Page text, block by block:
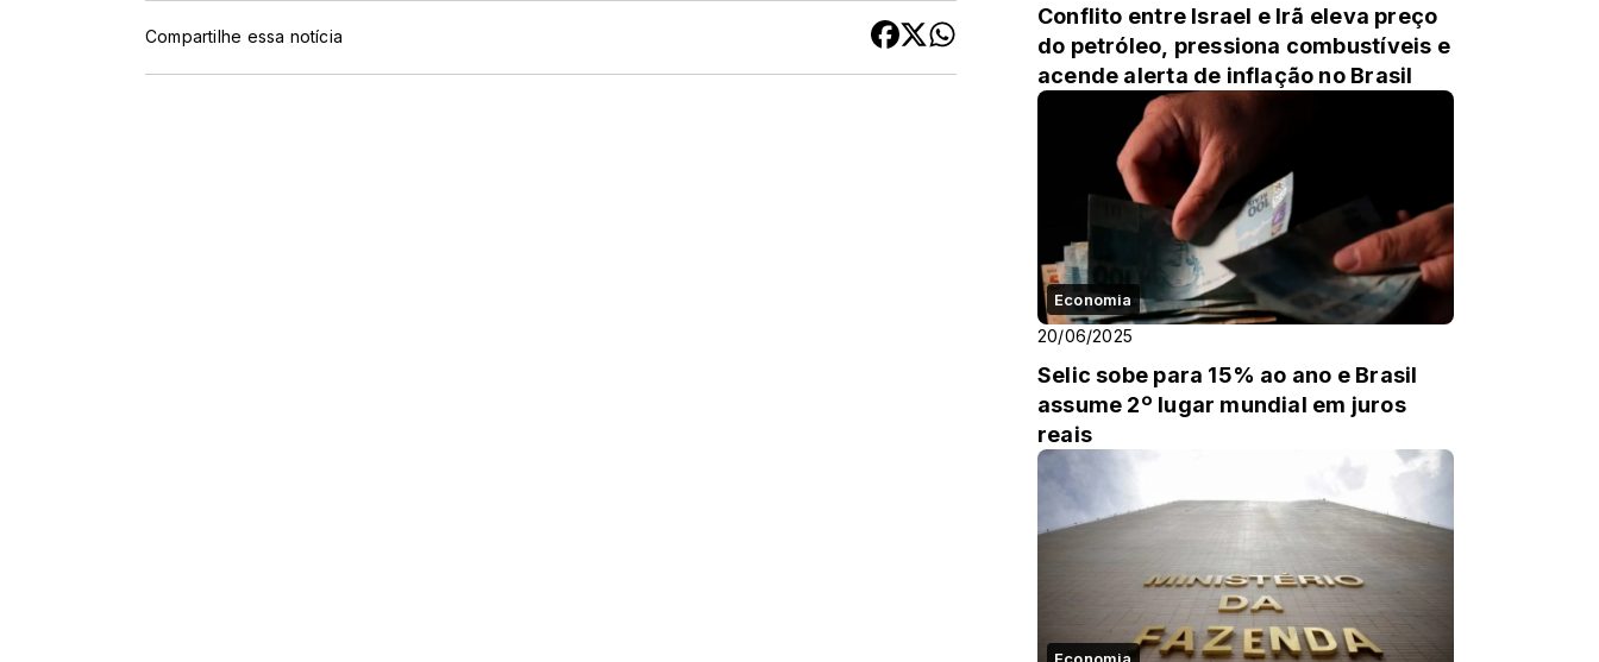
Compartilhe essa notícia
Conflito entre Israel e Irã eleva preço
do petróleo, pressiona combustíveis e
acende alerta de inflação no Brasil
Economia
20/06/2025
Selic sobe para 15% ao ano e Brasil
assume 2º lugar mundial em juros
reais
Economia